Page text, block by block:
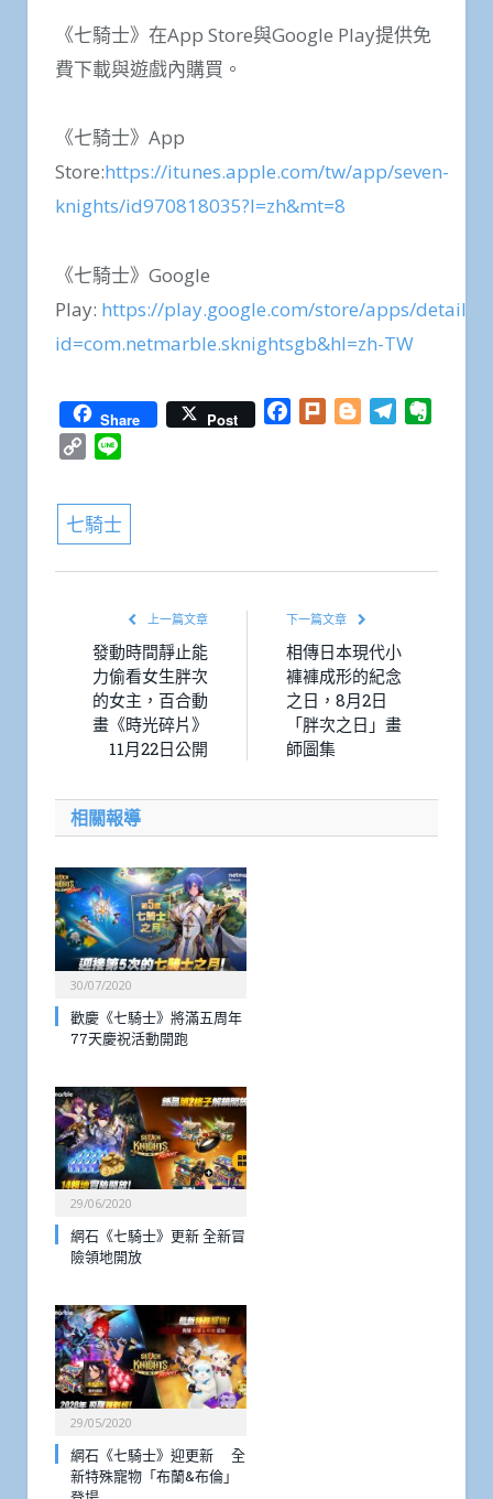
《七騎士》在App Store與Google Play提供免
費下載與遊戲內購買。
《七騎士》App
Store:https://itunes.apple.com/tw/app/seven-
knights/id970818035?l=zh&mt=8
《七騎士》Google
Play: https://play.google.com/store/apps/details?
id=com.netmarble.sknightsgb&hl=zh-TW
Share Post Facebook
Plurk BloggerTelegram
Copy
七騎士
上一篇文章
發動時間靜止能
力偷看女生胖次
的女主，百合動
畫《時光碎片》
11月22日公開
下一篇文章
相傳日本現代小
褲褲成形的紀念
之日，8月2日
「胖次之日」畫
師圖集
相關報導
30/07/2020
歡慶《七騎士》將滿五周年
77天慶祝活動開跑
29/06/2020
網石《七騎士》更新 全新冒
險領地開放
29/05/2020
網石《七騎士》迎更新 全
新特殊寵物「布蘭&布倫」